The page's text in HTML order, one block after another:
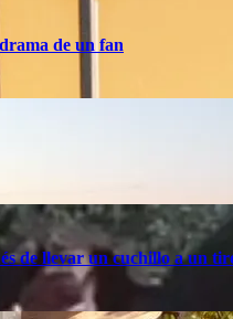
de un fan
de llevar un cuchillo a un